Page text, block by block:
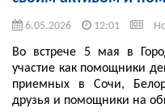
6.05.2026 12:01
Во встрече 5 мая в
участие как помощники
приемных в Сочи,
друзья и помощники на